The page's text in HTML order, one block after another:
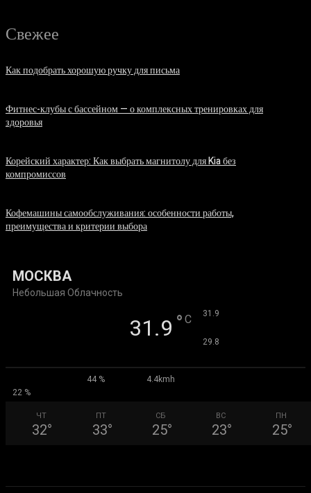
Свежее
Как подобрать хорошую ручку для письма
Фитнес-клубы с бассейном — о комплексных тренировках для
здоровья
Корейский характер: Как выбрать магнитолу для Kia без
компромиссов
Кофемашины самообслуживания: особенности работы,
преимущества и критерии выбора
МОСКВА
Небольшая Облачность
31.9 ° C 31.9
29.8
44 %
4.4kmh
22 %
ЧТ
32°
ПТ
33°
СБ
25°
ВС
23°
ПН
25°